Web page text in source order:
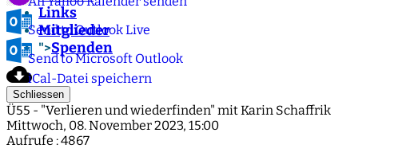
Links
Mitglieder
">Spenden
Send to Outlook Live
Send to Microsoft Outlook
iCal-Datei speichern
Schliessen
Ü55 - "Verlieren und wiederfinden" mit Karin Schaffrik
Mittwoch, 08. November 2023, 15:00
Aufrufe : 4867